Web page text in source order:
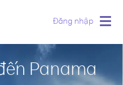
Đăng nhập
Panama